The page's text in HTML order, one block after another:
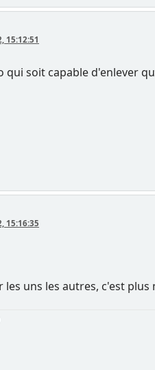
15:12:51
qui soit capable d'enlever
15:16:35
les uns les autres, c'est